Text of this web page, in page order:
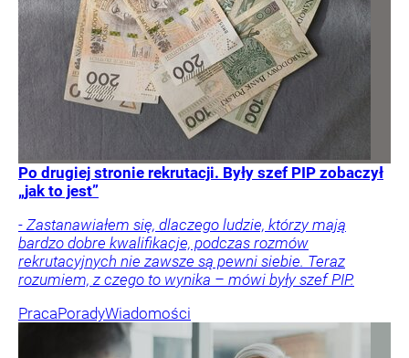
Po drugiej stronie rekrutacji. Były szef PIP zobaczył
„jak to jest”
- Zastanawiałem się, dlaczego ludzie, którzy mają
bardzo dobre kwalifikacje, podczas rozmów
rekrutacyjnych nie zawsze są pewni siebie. Teraz
rozumiem, z czego to wynika – mówi były szef PIP.
PracaPoradyWiadomości